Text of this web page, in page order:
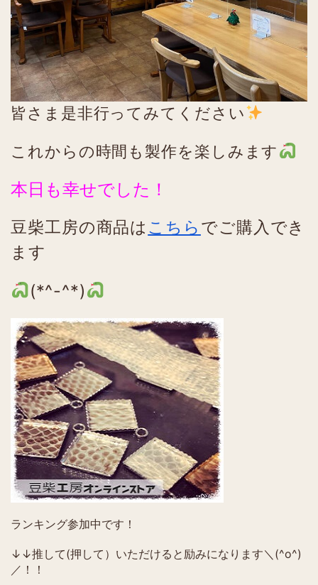
皆さま是非行ってみてください
これからの時間も製作を楽しみます
本日も幸せでした！
豆柴工房の商品は こちら でご購入でき
ます
(*^-^*)
ランキング参加中です！
↓↓推して(押して）いただけると励みになります＼(^o^)
／！！